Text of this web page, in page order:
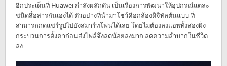
อีกประเด็นที่ Huawei กำลังผลักดัน เป็นเรื่องการพัฒนาให้อุปกรณ์แต่ละ
ชนิดสื่อสารกันเองได้ ตัวอย่างที่นำมาโชว์คือกล้องดิจิทัลต้นแบบ ที่
สามารถกดแชร์รูปไปยังสมาร์ทโฟนได้เลย โดยไม่ต้องลงแอพทั้งสองฝั่ง
กระบวนการตั้งค่าก่อนส่งไฟล์จึงลดน้อยลงมาก ลดความลำบากในชีวิต
ลง